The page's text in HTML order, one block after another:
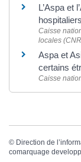
L’Aspa et
hospitaliers
Caisse
locales
Aspa et
certains
Caisse
© Direction de
comarquage